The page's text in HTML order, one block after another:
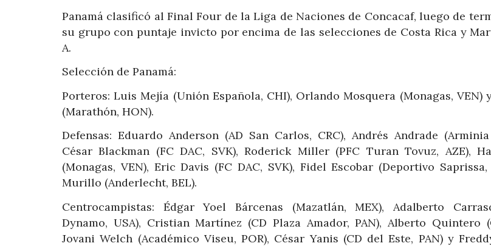
Panamá clasificó al Final Four de la Liga de Naciones de Concacaf, luego de
su grupo con puntaje invicto por encima de las selecciones de Costa Rica y
A.
Selección de Panamá:
Porteros: Luis Mejía (Unión Española, CHI), Orlando Mosquera (Monagas, VEN)
(Marathón, HON).
Defensas: Eduardo Anderson (AD San Carlos, CRC), Andrés Andrade
César Blackman (FC DAC, SVK), Roderick Miller (PFC Turan Tovuz, AZE),
(Monagas, VEN), Eric Davis (FC DAC, SVK), Fidel Escobar (Deportivo
Murillo (Anderlecht, BEL).
Centrocampistas: Édgar Yoel Bárcenas (Mazatlán, MEX), Adalberto
Dynamo, USA), Cristian Martínez (CD Plaza Amador, PAN), Alberto Quintero
Jovani Welch (Académico Viseu, POR), César Yanis (CD del Este, PAN) y